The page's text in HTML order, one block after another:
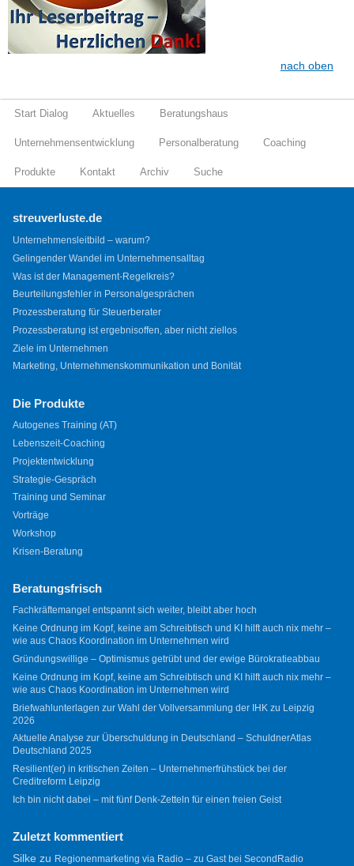
nach oben
Start Dialog Aktuelles Beratungshaus
Unternehmensentwicklung Personalberatung Coaching
Produkte Kontakt Archiv Suche
streuverluste.de
Unternehmensleitbild – warum?
Gelingender Wandel im Unternehmensalltag
Was ist der Management-Regelkreis?
Beurteilungsfehler in Personalgesprächen
Prozessberatung für Steuerberater
Prozessberatung ist ergebnisoffen, aber nicht ziellos
Ziele im Unternehmen
Marketing, Unternehmenskommunikation und Bonität
Die Produkte
Autogenes Training (AT)
Lebenszeit-Coaching
Projektentwicklung
Strategie-Gespräch
Training und Seminar
Vorträge
Workshop
Krisen-Beratung
Beratungsfrisch
Fachkräftemangel entspannt sich weiter, bleibt aber hoch
Keine Ordnung im Kopf, keine am Schreibtisch und KI hilft auch nix mehr –
wie aus Chaos Koordination im Unternehmen wird
Gründungswillige – Optimismus getrübt und der ewige Bürokratieabbau
Keine Ordnung im Kopf, keine am Schreibtisch und KI hilft auch nix mehr –
wie aus Chaos Koordination im Unternehmen wird
Briefwahlunterlagen zur Wahl der Vollversammlung der IHK zu Leipzig
2026
Aktuelle Analyse zur Überschuldung in Deutschland – SchuldnerAtlas
Deutschland 2025
Resilient(er) in kritischen Zeiten – Unternehmerfrühstück bei der
Creditreform Leipzig
Ich bin nicht dabei – mit fünf Denk-Zetteln für einen freien Geist
Zuletzt kommentiert
Silkezu Regionenmarketing via Radio – zu Gast bei SecondRadio